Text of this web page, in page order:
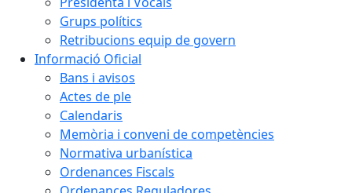
Grups polítics
Retribucions equip de govern
Informació Oficial
Bans i avisos
Actes de ple
Calendaris
Memòria i conveni de competències
Normativa urbanística
Ordenances Fiscals